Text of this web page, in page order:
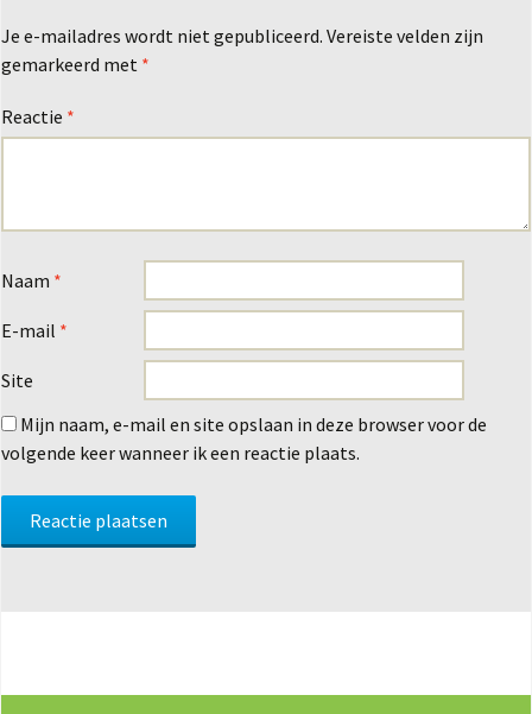
Je e-mailadres wordt niet gepubliceerd. Vereiste velden zijn
gemarkeerd met *
Reactie *
Naam *
E-mail *
Site
Mijn naam, e-mail en site opslaan in deze browser voor de
volgende keer wanneer ik een reactie plaats.